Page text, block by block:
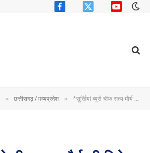
FacebookX
YouTube
» छत्तीसगढ़ / मध्यप्रदेश » *सुर्खियां ब्यूरो चीफ सत्य मौर्य की विशेष खबर-* सामुदायिक स्वास्थ्य केन्द्रकुनकुरी में सिजेरियन डिलीवरी का शुभारंभ